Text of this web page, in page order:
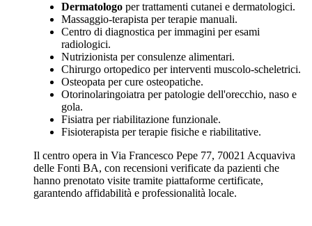
Dermatologo per trattamenti cutanei e dermatologici.
Massaggio-terapista per terapie manuali.
Centro di diagnostica per immagini per esami
radiologici.
Nutrizionista per consulenze alimentari.
Chirurgo ortopedico per interventi muscolo-scheletrici.
Osteopata per cure osteopatiche.
Otorinolaringoiatra per patologie dell'orecchio, naso e
gola.
Fisiatra per riabilitazione funzionale.
Fisioterapista per terapie fisiche e riabilitative.
Il centro opera in Via Francesco Pepe 77, 70021 Acquaviva
delle Fonti BA, con recensioni verificate da pazienti che
hanno prenotato visite tramite piattaforme certificate,
garantendo affidabilità e professionalità locale.